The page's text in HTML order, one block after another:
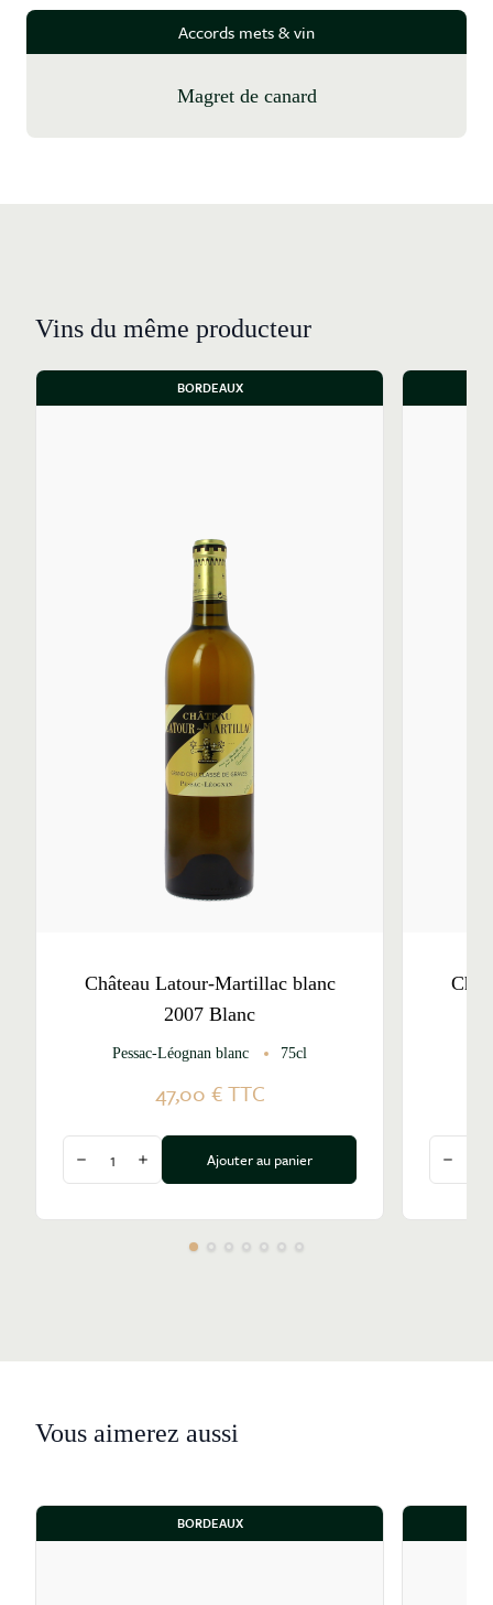
Accords mets & vin
Magret de canard
Vins du même producteur
BORDEAUX
Château Latour-Martillac blanc
2007 Blanc
Pessac-Léognan blanc 75cl
47,00 €TTC
Diminuer la quantité
Augmenter la quantité
Ajouter au panier
Vous aimerez aussi
BORDEAUX